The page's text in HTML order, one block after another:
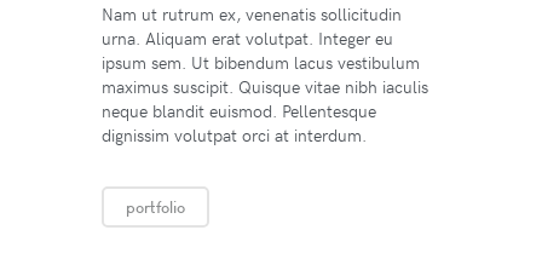
Nam ut rutrum ex, venenatis sollicitudin
urna. Aliquam erat volutpat. Integer eu
ipsum sem. Ut bibendum lacus vestibulum
maximus suscipit. Quisque vitae nibh iaculis
neque blandit euismod. Pellentesque
dignissim volutpat orci at interdum.
portfolio